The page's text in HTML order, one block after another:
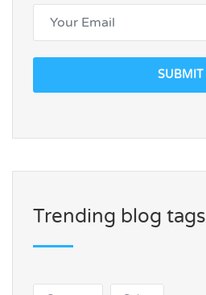
SUBMIT
Trending blog tags